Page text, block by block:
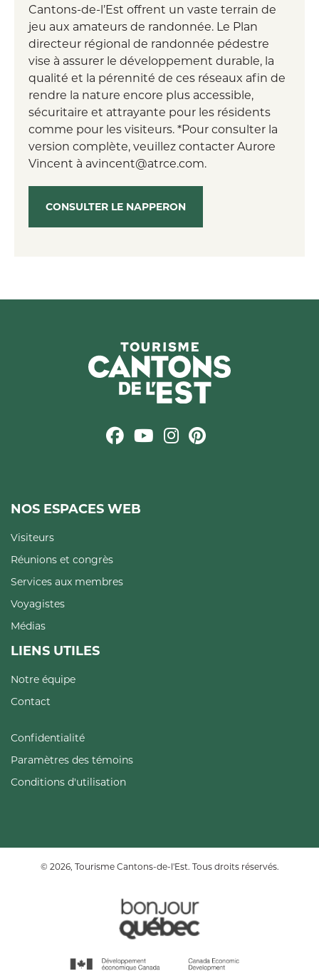
Cantons-de-l’Est offrent un vaste terrain de
jeu aux amateurs de randonnée. Le Plan
directeur régional de randonnée pédestre
vise à assurer le développement durable, la
qualité et la pérennité de ces réseaux afin de
rendre la nature encore plus accessible,
sécuritaire et attrayante pour les résidents
comme pour les visiteurs. *Pour consulter la
version complète, veuillez contacter Aurore
Vincent à avincent@atrce.com.
CONSULTER LE NAPPERON
NOS ESPACES WEB
Visiteurs
Réunions et congrès
Services aux membres
Voyagistes
Médias
LIENS UTILES
Notre équipe
Contact
Confidentialité
Paramètres des témoins
Conditions d'utilisation
© 2026, Tourisme Cantons-de-l'Est. Tous droits réservés.